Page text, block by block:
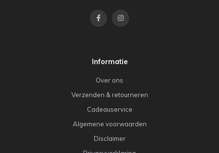
Informatie
Over ons
Verzenden & retourneren
Cadeauservice
Algemene voorwaarden
Disclaimer